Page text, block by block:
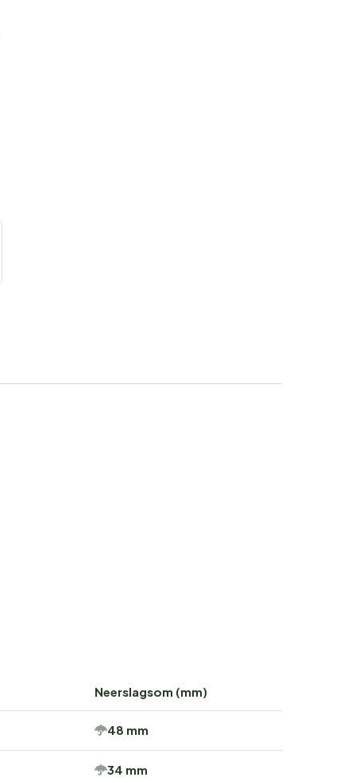
Neerslagsom (mm)
48 mm
34 mm